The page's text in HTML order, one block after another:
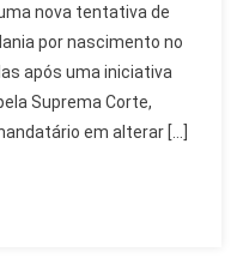
nova tentativa de
por nascimento no
após uma iniciativa
Suprema Corte,
em alterar […]